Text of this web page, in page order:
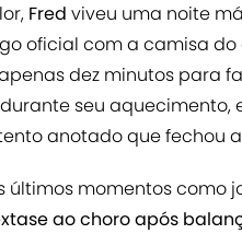
Fred viveu uma noite
oficial com a camisa
dez minutos para
seu
anotado que fechou a
últimos momentos como
ao choro após